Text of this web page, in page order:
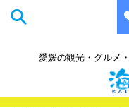
愛媛の観光・グルメ